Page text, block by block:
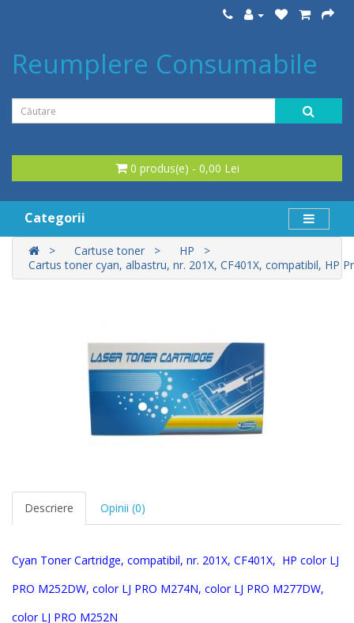
Reumplere Consumabile
0 produs(e) - 0,00 Lei
Categorii
Cartuse toner
HP
Cartus toner cyan, albastru, nr. 201X, CF401X, compatibil, HP
Descriere Opinii (0)
Cyan Toner Cartridge, compatibil, nr. 201X, CF401X, HP color LJ
PRO M252DW, color LJ PRO M274N, color LJ PRO M277DW,
color LJ PRO M252N